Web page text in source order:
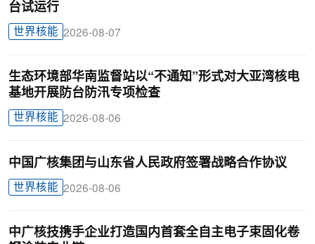
台试运行
世界核能 2026-08-07
生态环境部华南监督站以“不通知”形式对大亚湾核电
基地开展防台防汛专项检查
世界核能 2026-08-06
中国广核集团与山东省人民政府签署战略合作协议
世界核能 2026-08-06
中广核技携手企业打造国内首套全自主电子束固化卷